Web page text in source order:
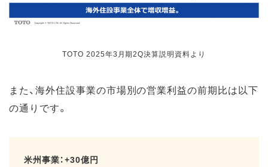
TOTO 2025年3月期2Q決算説明資料より
また、海外住設事業の市場別の営業利益の前期比は以下
の通りです。
米州事業：+30億円